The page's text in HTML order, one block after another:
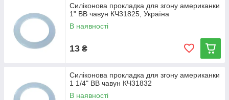
Силіконова прокладка для згону американки
1" ВВ чавун КЧ31825, Україна
В наявності
13 ₴
Силіконова прокладка для згону американки
1 1/4" ВВ чавун КЧ31832
В наявності